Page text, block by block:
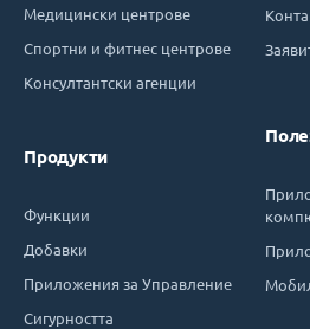
Медицински центрове
Спортни и фитнес центрове
Консултантски агенции
Продукти
Функции
Добавки
Приложения за Управление
Сигурността